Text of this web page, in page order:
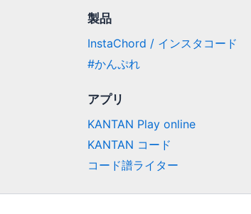
製品
InstaChord / インスタコード
#かんぷれ
アプリ
KANTAN Play online
KANTAN コード
コード譜ライター